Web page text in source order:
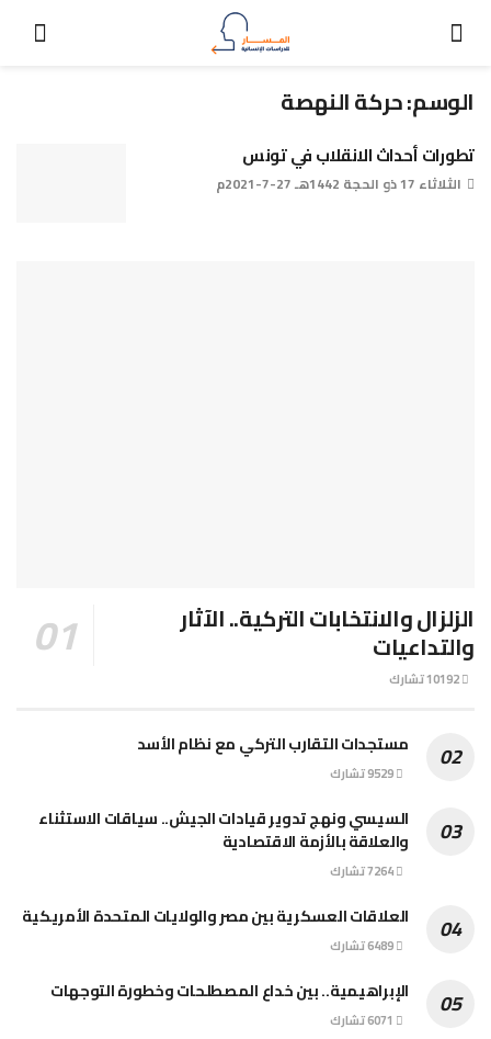
الوسم:حركة النهصة
تطورات أحداث الانقلاب في تونس
الثلاثاء 17 ذو الحجة 1442هـ 27-7-2021م
الزلزال والانتخابات التركية.. الآثار
والتداعيات
مستجدات التقارب التركي مع نظام الأسد
السيسي ونهج تدوير قيادات الجيش.. سياقات الاستثناء
والعلاقة بالأزمة الاقتصادية
العلاقات العسكرية بين مصر والولايات المتحدة الأمريكية
الإبراهيمية.. بين خداع المصطلحات وخطورة التوجهات